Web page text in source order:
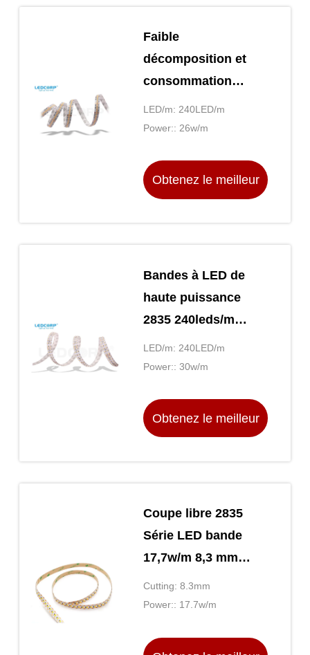
Faible
décomposition et
consommation
d'énergieLED/m: 240LED/m
Power:: 26w/m
Obtenez le meilleur
Bandes à LED de
haute puissance
2835 240leds/m
30w/m 15 mm de
largeur double
ininterrompues
faible décomposition
LED/m: 240LED/m
Power:: 30w/m
Obtenez le meilleur
Coupe libre 2835
Série LED bande
17,7w/m 8,3 mm
Longueur de coupe
Couleur chaude
Éclairage
Cutting: 8.3mm
Power:: 17.7w/m